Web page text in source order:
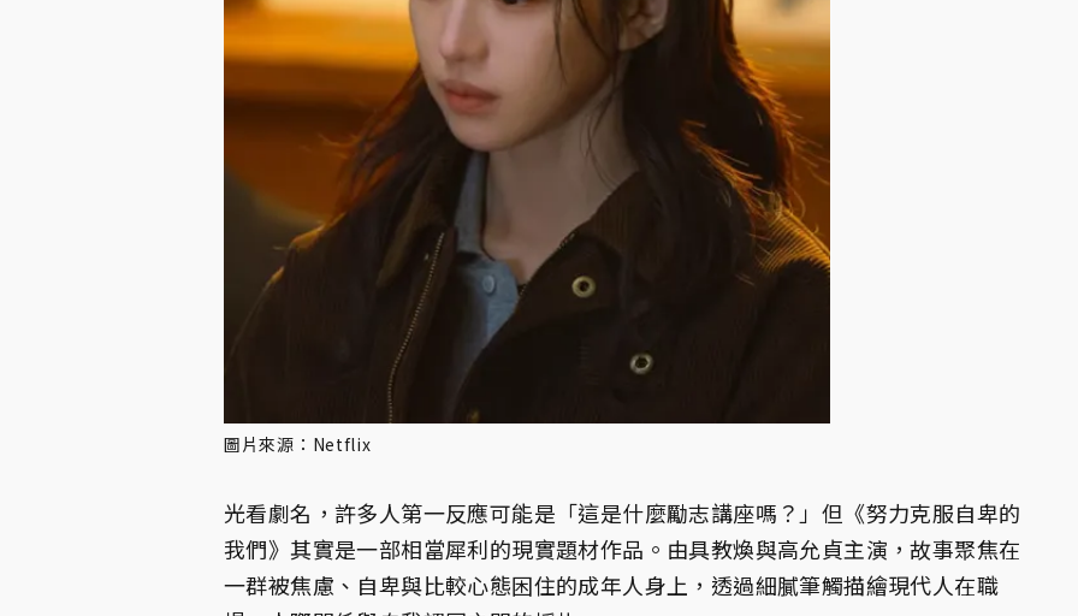
圖片來源：Netflix
光看劇名，許多人第一反應可能是「這是什麼勵志講座嗎？」但《努力克服自卑的
我們》其實是一部相當犀利的現實題材作品。由具教煥與高允貞主演，故事聚焦在
一群被焦慮、自卑與比較心態困住的成年人身上，透過細膩筆觸描繪現代人在職